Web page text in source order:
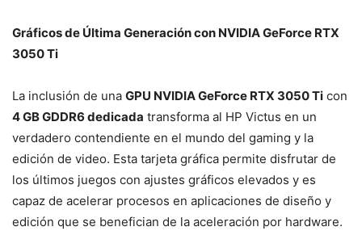
Gráficos de Última Generación con NVIDIA GeForce RTX
3050 Ti
La inclusión de una GPU NVIDIA GeForce RTX 3050 Ti con
4 GB GDDR6 dedicada transforma al HP Victus en un
verdadero contendiente en el mundo del gaming y la
edición de video. Esta tarjeta gráfica permite disfrutar de
los últimos juegos con ajustes gráficos elevados y es
capaz de acelerar procesos en aplicaciones de diseño y
edición que se benefician de la aceleración por hardware.